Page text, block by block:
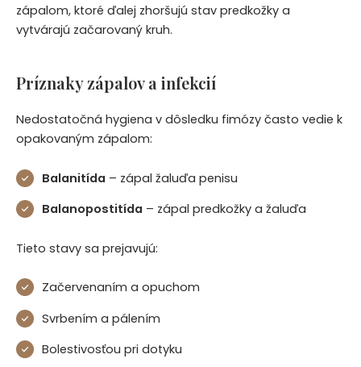
zápalom, ktoré ďalej zhoršujú stav predkožky a
vytvárajú začarovaný kruh.
Príznaky zápalov a infekcií
Nedostatočná hygiena v dôsledku fimózy často vedie k
opakovaným zápalom:
Balanitída – zápal žaluďa penisu
Balanopostitída – zápal predkožky a žaluďa
Tieto stavy sa prejavujú:
Začervenaním a opuchom
Svrbením a pálením
Bolestivosťou pri dotyku